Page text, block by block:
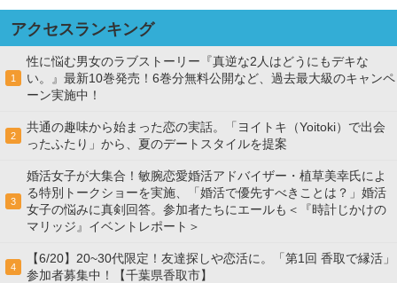
アクセスランキング
1
性に悩む男女のラブストーリー『真逆な2人はどうにもデキな
い。』最新10巻発売！6巻分無料公開など、過去最大級のキャンペ
ーン実施中！
2
共通の趣味から始まった恋の実話。「ヨイトキ（Yoitoki）で出会
ったふたり」から、夏のデートスタイルを提案
3
婚活女子が大集合！敏腕恋愛婚活アドバイザー・植草美幸氏によ
る特別トークショーを実施、「婚活で優先すべきことは？」婚活
女子の悩みに真剣回答。参加者たちにエールも＜『時計じかけの
マリッジ』イベントレポート＞
4
【6/20】20~30代限定！友達探しや恋活に。「第1回 香取で縁活」
参加者募集中！【千葉県香取市】